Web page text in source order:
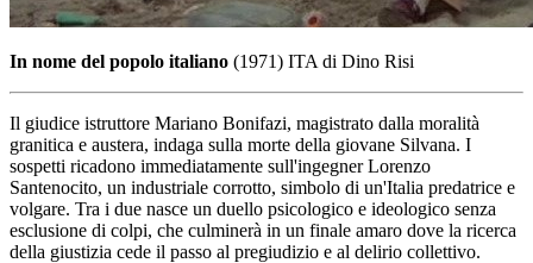
In nome del popolo italiano (1971) ITA di Dino Risi
Il giudice istruttore Mariano Bonifazi, magistrato dalla moralità
granitica e austera, indaga sulla morte della giovane Silvana. I
sospetti ricadono immediatamente sull'ingegner Lorenzo
Santenocito, un industriale corrotto, simbolo di un'Italia predatrice e
volgare. Tra i due nasce un duello psicologico e ideologico senza
esclusione di colpi, che culminerà in un finale amaro dove la ricerca
della giustizia cede il passo al pregiudizio e al delirio collettivo.